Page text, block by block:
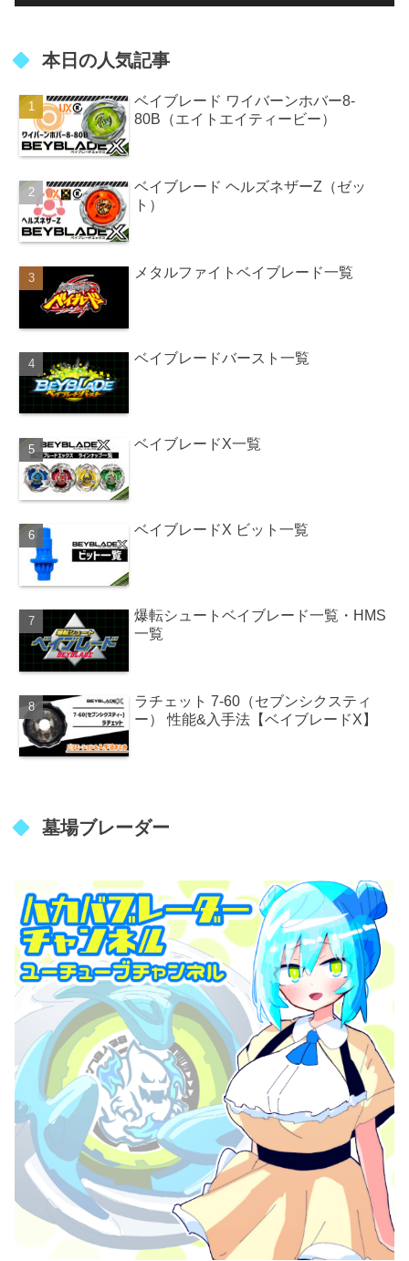
本日の人気記事
ベイブレード ワイバーンホバー8-
80B（エイトエイティービー）
ベイブレード ヘルズネザーZ（ゼッ
ト）
メタルファイトベイブレード一覧
ベイブレードバースト一覧
ベイブレードX一覧
ベイブレードX ビット一覧
爆転シュートベイブレード一覧・HMS
一覧
ラチェット 7-60（セブンシクスティ
ー） 性能&入手法【ベイブレードX】
墓場ブレーダー